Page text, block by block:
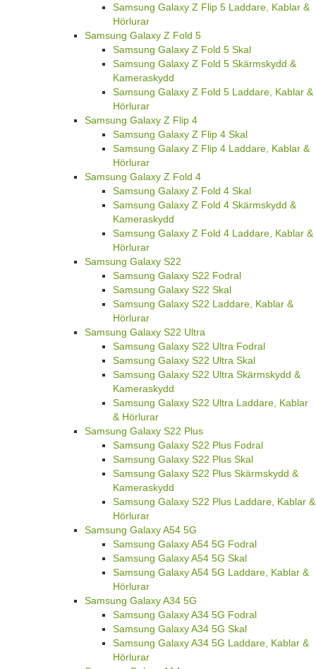
Samsung Galaxy Z Flip 5 Laddare, Kablar &
Hörlurar
Samsung Galaxy Z Fold 5
Samsung Galaxy Z Fold 5 Skal
Samsung Galaxy Z Fold 5 Skärmskydd &
Kameraskydd
Samsung Galaxy Z Fold 5 Laddare, Kablar &
Hörlurar
Samsung Galaxy Z Flip 4
Samsung Galaxy Z Flip 4 Skal
Samsung Galaxy Z Flip 4 Laddare, Kablar &
Hörlurar
Samsung Galaxy Z Fold 4
Samsung Galaxy Z Fold 4 Skal
Samsung Galaxy Z Fold 4 Skärmskydd &
Kameraskydd
Samsung Galaxy Z Fold 4 Laddare, Kablar &
Hörlurar
Samsung Galaxy S22
Samsung Galaxy S22 Fodral
Samsung Galaxy S22 Skal
Samsung Galaxy S22 Laddare, Kablar &
Hörlurar
Samsung Galaxy S22 Ultra
Samsung Galaxy S22 Ultra Fodral
Samsung Galaxy S22 Ultra Skal
Samsung Galaxy S22 Ultra Skärmskydd &
Kameraskydd
Samsung Galaxy S22 Ultra Laddare, Kablar
& Hörlurar
Samsung Galaxy S22 Plus
Samsung Galaxy S22 Plus Fodral
Samsung Galaxy S22 Plus Skal
Samsung Galaxy S22 Plus Skärmskydd &
Kameraskydd
Samsung Galaxy S22 Plus Laddare, Kablar &
Hörlurar
Samsung Galaxy A54 5G
Samsung Galaxy A54 5G Fodral
Samsung Galaxy A54 5G Skal
Samsung Galaxy A54 5G Laddare, Kablar &
Hörlurar
Samsung Galaxy A34 5G
Samsung Galaxy A34 5G Fodral
Samsung Galaxy A34 5G Skal
Samsung Galaxy A34 5G Laddare, Kablar &
Hörlurar